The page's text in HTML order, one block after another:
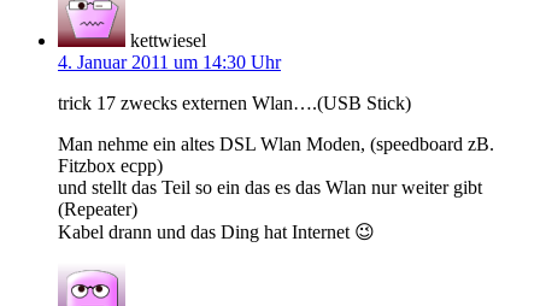
kettwiesel
4. Januar 2011 um 14:30 Uhr
trick 17 zwecks externen Wlan….(USB Stick)
Man nehme ein altes DSL Wlan Moden, (speedboard zB.
Fitzbox ecpp)
und stellt das Teil so ein das es das Wlan nur weiter gibt
(Repeater)
Kabel drann und das Ding hat Internet 😉